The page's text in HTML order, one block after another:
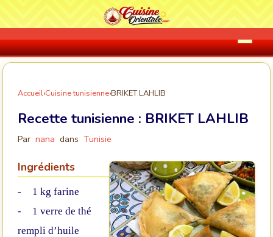
Accueil›Cuisine tunisienne›BRIKET LAHLIB
Recette tunisienne : BRIKET LAHLIB
Par nana dans Tunisie
Ingrédients
- 1 kg farine
-
1 verre de thé
rempli d’huile